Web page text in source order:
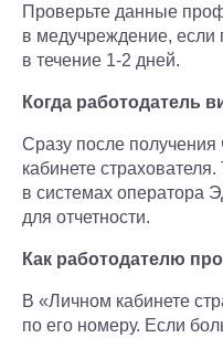
Проверьте данные
в медучреждение, если
в течение 1-2 дней.
Когда работодатель
Сразу после
кабинете
в системах оператора
для отчетности.
Как работодателю
В «Личном кабинете
по его номеру. Если